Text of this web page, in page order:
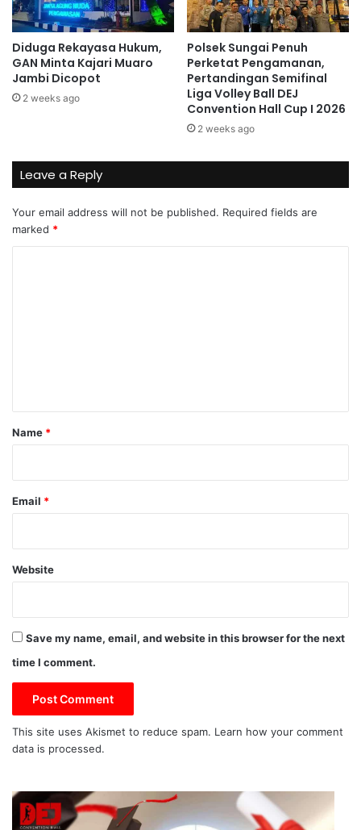
Diduga Rekayasa Hukum,
GAN Minta Kajari Muaro
Jambi Dicopot
2 weeks ago
Polsek Sungai Penuh
Perketat Pengamanan,
Pertandingan Semifinal
Liga Volley Ball DEJ
Convention Hall Cup I 2026
2 weeks ago
Leave a Reply
Your email address will not be published. Required fields are
marked *
*
Name *
Email *
Website
Save my name, email, and website in this browser for the next
time I comment.
This site uses Akismet to reduce spam. Learn how your comment
data is processed.